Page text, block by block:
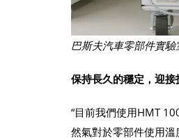
巴斯夫汽車零部件實
保持長久的穩定，迎接
“目前我們使用HMT
然氣對於零部件使用